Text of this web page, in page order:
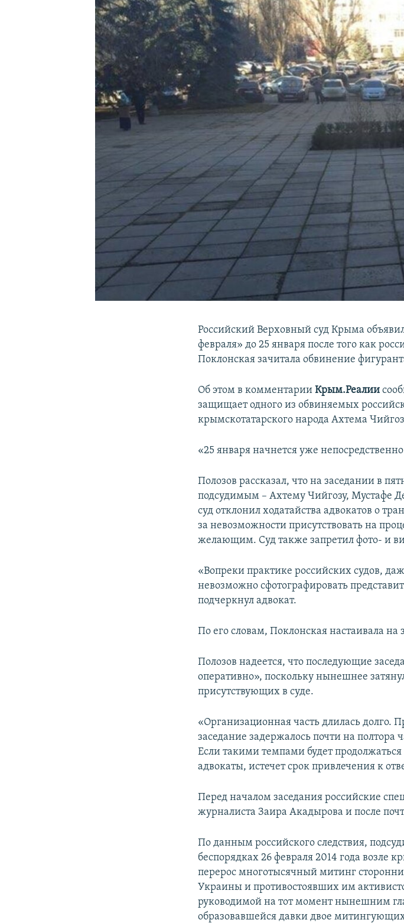
КРЫМ.НЕПОКОРЕННЫЙ
УКРАИНСКАЯ ПРОБЛЕМА КРЫМА
Российский Верховный суд Крыма
февраля» до 25 января после того как
Поклонская зачитала обвинение
Об этом в комментарииКрым.Реалии
защищает одного из обвиняемых
крымскотатарского народа Ахтема
«25 января начнется уже
Полозов рассказал, что на заседании в
подсудимым – Ахтему Чийгозу, Мустафе
суд отклонил ходатайства адвокатов о
за невозможности присутствовать на
желающим. Суд также запретил фото- и
«Вопреки практике российских судов,
невозможно сфотографировать
подчеркнул адвокат.
По его словам, Поклонская настаивала на
Полозов надеется, что последующие
оперативно», поскольку нынешнее
присутствующих в суде.
«Организационная часть длилась долго.
заседание задержалось почти на полтора
Если такими темпами будет
адвокаты, истечет срок привлечения к
Перед началом заседания российские
журналиста Заира Акадырова и после
По данным российского следствия,
беспорядках 26 февраля 2014 года возле
перерос многотысячный митинг
Украины и противостоявших им
руководимой на тот момент нынешним
образовавшейся давки двое